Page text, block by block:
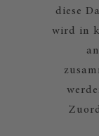
diese
wird in